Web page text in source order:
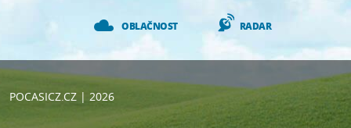
OBLAČNOST RADAR
POCASICZ.CZ| 2026